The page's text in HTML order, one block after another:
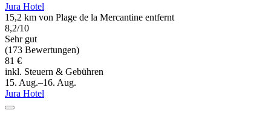
Jura Hotel
15,2 km von Plage de la Mercantine entfernt
8,2/10
Sehr gut
(173 Bewertungen)
81 €
inkl. Steuern & Gebühren
15. Aug.–16. Aug.
Jura Hotel